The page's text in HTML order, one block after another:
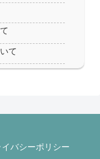
て
イバシーポリシー